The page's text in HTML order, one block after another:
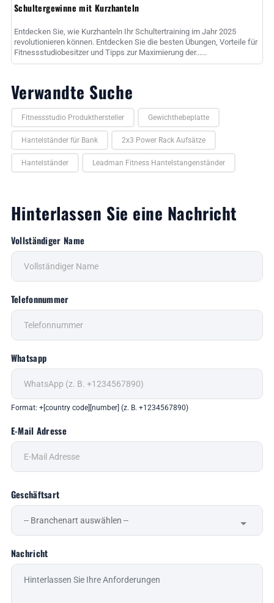
Schultergewinne mit Kurzhanteln
Entdecken Sie, wie Kurzhanteln Ihr Schultertraining im Jahr 2025
revolutionieren können. Entdecken Sie die besten Übungen, Vorteile für
Fitnessstudiobesitzer und Tipps zur Maximierung der......
Verwandte Suche
Fitnessstudio Produkthersteller Gewichthebeplatte
Hantelständer für Bank 2x3 Power Rack Aufsätze
Hantelständer Leadman Fitness Hantelstangenständer
Hinterlassen Sie eine Nachricht
Vollständiger Name
Telefonnummer
Whatsapp
Format: +[country code][number] (z. B. +1234567890)
E-Mail Adresse
Geschäftsart
Nachricht